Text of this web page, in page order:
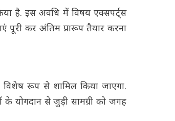
है. इस अवधि में विषय एक्सपर्ट्स
पूरी कर अंतिम प्रारूप तैयार करना
रूप से शामिल किया जाएगा.
के योगदान से जुड़ी सामग्री को जगह